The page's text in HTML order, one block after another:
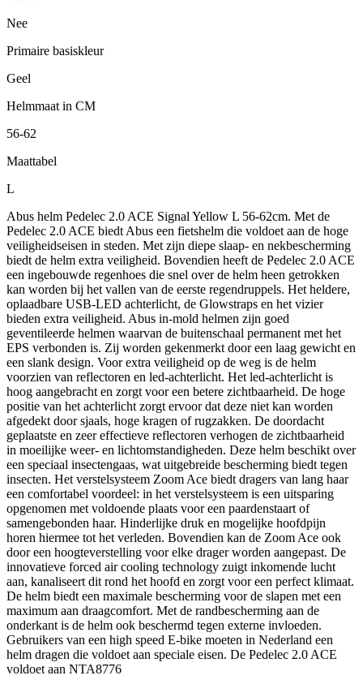
Nee
Primaire basiskleur
Geel
Helmmaat in CM
56-62
Maattabel
L
Abus helm Pedelec 2.0 ACE Signal Yellow L 56-62cm. Met de
Pedelec 2.0 ACE biedt Abus een fietshelm die voldoet aan de hoge
veiligheidseisen in steden. Met zijn diepe slaap- en nekbescherming
biedt de helm extra veiligheid. Bovendien heeft de Pedelec 2.0 ACE
een ingebouwde regenhoes die snel over de helm heen getrokken
kan worden bij het vallen van de eerste regendruppels. Het heldere,
oplaadbare USB-LED achterlicht, de Glowstraps en het vizier
bieden extra veiligheid. Abus in-mold helmen zijn goed
geventileerde helmen waarvan de buitenschaal permanent met het
EPS verbonden is. Zij worden gekenmerkt door een laag gewicht en
een slank design. Voor extra veiligheid op de weg is de helm
voorzien van reflectoren en led-achterlicht. Het led-achterlicht is
hoog aangebracht en zorgt voor een betere zichtbaarheid. De hoge
positie van het achterlicht zorgt ervoor dat deze niet kan worden
afgedekt door sjaals, hoge kragen of rugzakken. De doordacht
geplaatste en zeer effectieve reflectoren verhogen de zichtbaarheid
in moeilijke weer- en lichtomstandigheden. Deze helm beschikt over
een speciaal insectengaas, wat uitgebreide bescherming biedt tegen
insecten. Het verstelsysteem Zoom Ace biedt dragers van lang haar
een comfortabel voordeel: in het verstelsysteem is een uitsparing
opgenomen met voldoende plaats voor een paardenstaart of
samengebonden haar. Hinderlijke druk en mogelijke hoofdpijn
horen hiermee tot het verleden. Bovendien kan de Zoom Ace ook
door een hoogteverstelling voor elke drager worden aangepast. De
innovatieve forced air cooling technology zuigt inkomende lucht
aan, kanaliseert dit rond het hoofd en zorgt voor een perfect klimaat.
De helm biedt een maximale bescherming voor de slapen met een
maximum aan draagcomfort. Met de randbescherming aan de
onderkant is de helm ook beschermd tegen externe invloeden.
Gebruikers van een high speed E-bike moeten in Nederland een
helm dragen die voldoet aan speciale eisen. De Pedelec 2.0 ACE
voldoet aan NTA8776